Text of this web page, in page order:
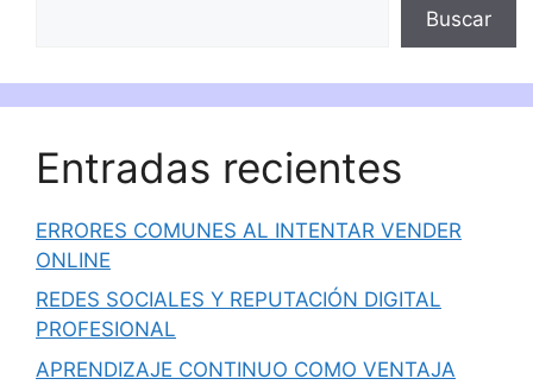
Buscar
Entradas recientes
ERRORES COMUNES AL INTENTAR VENDER
ONLINE
REDES SOCIALES Y REPUTACIÓN DIGITAL
PROFESIONAL
APRENDIZAJE CONTINUO COMO VENTAJA